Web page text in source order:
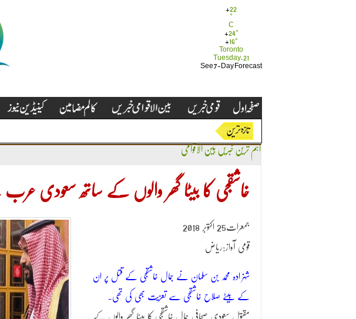
+22
°
C
+24°
+ 16°
Toronto
Tuesday, 21
See 7-Day Forecast
اہم ترین خبریں بین الاقوامی
خاشقجی کا بیٹا گھر والوں کے ساتھ سعودی عرب
جمعرات25 اکتوبر 2018
قومی آواز:ریاض
شہزادہ محمد بن سلمان نے جمال خاشقجی کے قتل پر ان
کے بیٹے صلاح خاشقجی سے تعزیت بھی کی تھی۔
مقتول سعودی صحافی جمال خاشقجی کا بیٹا گھر والوں کے